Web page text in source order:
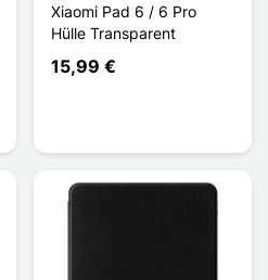
Xiaomi Pad 6 / 6 Pro
Hülle Transparent
15,99 €